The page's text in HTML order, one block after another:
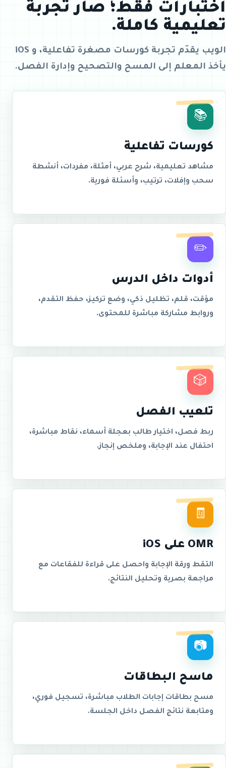
اختبارات فقط؛ صار تجربة
تعليمية كاملة.
الويب يقدّم تجربة كورسات مصغرة تفاعلية، و iOS
يأخذ المعلم إلى المسح والتصحيح وإدارة الفصل.
📚
كورسات تفاعلية
مشاهد تعليمية، شرح عربي، أمثلة، مفردات، أنشطة
سحب وإفلات، ترتيب، وأسئلة فورية.
✏️
أدوات داخل الدرس
مؤقت، قلم، تظليل ذكي، وضع تركيز، حفظ التقدم،
وروابط مشاركة مباشرة للمحتوى.
🎲
تلعيب الفصل
ربط فصل، اختيار طالب بعجلة أسماء، نقاط مباشرة،
احتفال عند الإجابة، وملخص إنجاز.
🧾
OMR على iOS
التقط ورقة الإجابة واحصل على قراءة للفقاعات مع
مراجعة بصرية وتحليل النتائج.
📷
ماسح البطاقات
مسح بطاقات إجابات الطلاب مباشرة، تسجيل فوري،
ومتابعة نتائج الفصل داخل الجلسة.